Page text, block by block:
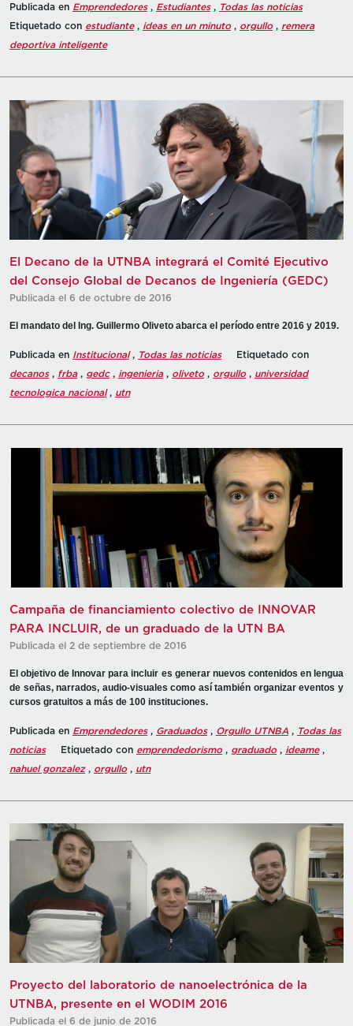
Publicada en Emprendedores, Estudiantes, Todas las noticias
Etiquetado con estudiante, ideas en un minuto, orgullo, remera
deportiva inteligente
El Decano de la UTNBA integrará el Comité Ejecutivo
del Consejo Global de Decanos de Ingeniería (GEDC)
Publicada el 6 de octubre de 2016
El mandato del Ing. Guillermo Oliveto abarca el período entre 2016 y 2019.
Publicada en Institucional, Todas las noticias
Etiquetado con
decanos, frba, gedc, ingenieria, oliveto, orgullo, universidad
tecnologica nacional, utn
Campaña de financiamiento colectivo de INNOVAR
PARA INCLUIR, de un graduado de la UTN BA
Publicada el 2 de septiembre de 2016
El objetivo de Innovar para incluir es generar nuevos contenidos en lengua
de señas, narrados, audio-visuales como así también organizar eventos y
cursos gratuitos a más de 100 instituciones.
Publicada en Emprendedores, Graduados, Orgullo UTNBA , Todas las
noticias
Etiquetado con emprendedorismo, graduado, ideame,
nahuel gonzalez, orgullo, utn
Proyecto del laboratorio de nanoelectrónica de la
UTNBA, presente en el WODIM 2016
Publicada el 6 de junio de 2016